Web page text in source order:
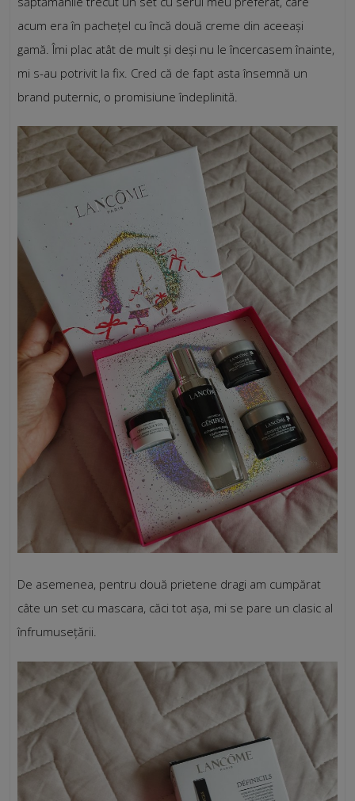
acum era în pachețel cu încă două creme din aceeași
gamă. Îmi plac atât de mult și deși nu le încercasem înainte,
mi s-au potrivit la fix. Cred că de fapt asta însemnă un
brand puternic, o promisiune îndeplinită.
De asemenea, pentru două prietene dragi am cumpărat
câte un set cu mascara, căci tot așa, mi se pare un clasic al
înfrumusețării.